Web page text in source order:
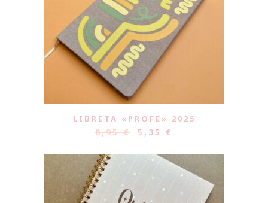
LIBRETA «PROFE» 2025
8,95€ 5,35 €